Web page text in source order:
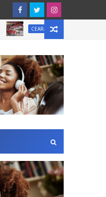
CEARÁ
UM homem ficou